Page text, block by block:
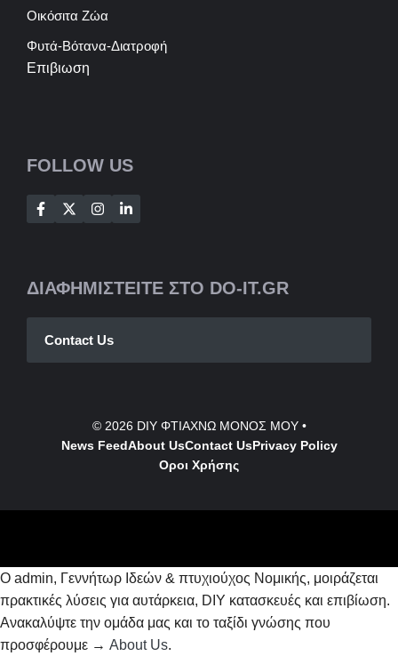
Οικόσιτα Ζώα
Φυτά-Βότανα-Διατροφή
Επιβιωση
FOLLOW US
ΔΙΑΦΗΜΙΣΤΕΙΤΕ ΣΤΟ DO-IT.GR
Contact Us
© 2026 DIY ΦΤΙΑΧΝΩ ΜΟΝΟΣ ΜΟΥ•
News FeedAbout UsContactUsPrivacy Policy
Οροι Χρήσης
Ο admin, Γεννήτωρ Ιδεών & πτυχιούχος Νομικής, μοιράζεται
πρακτικές λύσεις για αυτάρκεια, DIY κατασκευές και επιβίωση.
Ανακαλύψτε την ομάδα μας και το ταξίδι γνώσης που
προσφέρουμε → About Us.